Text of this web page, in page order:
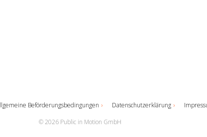
Beförderungsbedingungen Datenschutzerklärung
© 2026 Public in Motion GmbH